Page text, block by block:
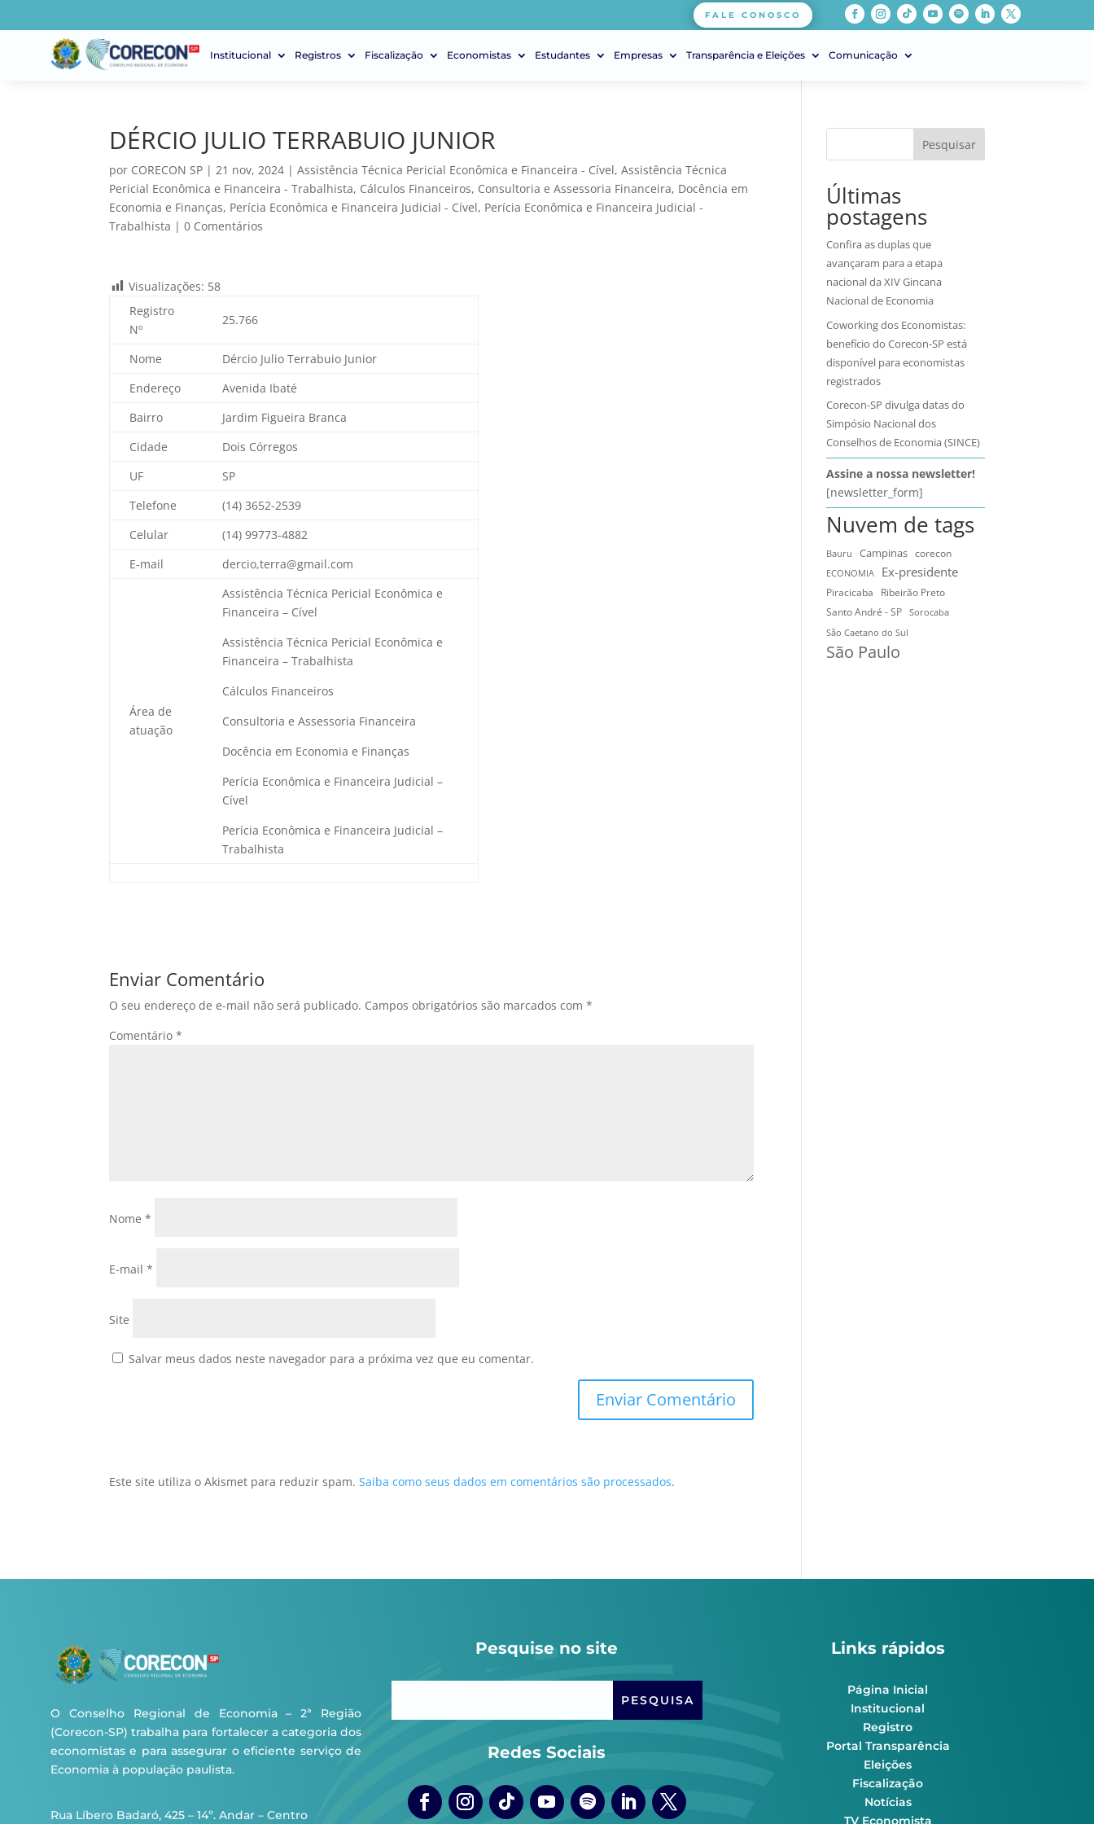
FALE CONOSCO
Institucional Registros Fiscalização Economistas Estudantes Empresas Transparência e Eleições Comunicação
DÉRCIO JULIO TERRABUIO JUNIOR
por CORECON SP |21 nov, 2024 |Assistência Técnica Pericial Econômica e Financeira - Cível,Assistência Técnica
Pericial Econômica e Financeira - Trabalhista, Cálculos Financeiros, Consultoria e Assessoria Financeira, Docência em
Economia e Finanças, Perícia Econômica e Financeira Judicial - Cível, Perícia Econômica e Financeira Judicial -
Trabalhista |0 Comentários
Visualizações: 58
Registro
Nº
25.766
Nome Dércio Julio Terrabuio Junior
Endereço
Avenida Ibaté
Bairro
Jardim Figueira Branca
Cidade
Dois Córregos
UF
SP
Telefone
(14) 3652-2539
Celular
(14) 99773-4882
E-mail
dercio,terra@gmail.com
Área de
atuação
Assistência Técnica Pericial Econômica e
Financeira – Cível
Assistência Técnica Pericial Econômica e
Financeira – Trabalhista
Cálculos Financeiros
Consultoria e Assessoria Financeira
Docência em Economia e Finanças
Perícia Econômica e Financeira Judicial –
Cível
Perícia Econômica e Financeira Judicial –
Trabalhista
Enviar Comentário
O seu endereço de e-mail não será publicado. Campos obrigatórios são marcados com*
Comentário*
Nome*
E-mail*
Site
Salvar meus dados neste navegador para a próxima vez que eu comentar.
Este site utiliza o Akismet para reduzir spam.Saiba como seus dados em comentários são processados.
Pesquisar
Últimas
postagens
Confira as duplas que
avançaram para a etapa
nacional da XIV Gincana
Nacional de Economia
Coworking dos Economistas:
benefício do Corecon-SP está
disponível para economistas
registrados
Corecon-SP divulga datas do
Simpósio Nacional dos
Conselhos de Economia (SINCE)
Assine a nossa newsletter!
[newsletter_form]
Nuvem de tags
Bauru Campinas
corecon
ECONOMIA
Ex-presidente
Piracicaba
Ribeirão Preto
Santo André - SP
Sorocaba
São Caetano do Sul
São Paulo
O Conselho Regional de Economia – 2ª Região
(Corecon-SP) trabalha para fortalecer a categoria dos
economistas e para assegurar o eficiente serviço de
Economia à população paulista.
Rua Líbero Badaró, 425 – 14º. Andar – Centro
Pesquise no site
Redes Sociais
Links rápidos
Página Inicial
Institucional
Registro
Portal Transparência
Eleições
Fiscalização
Notícias
TV Economista